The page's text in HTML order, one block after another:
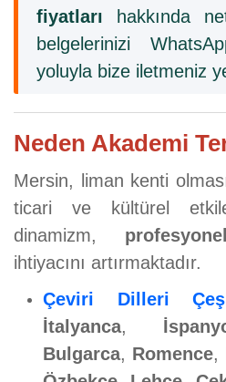
fiyatları hakkında
belgelerinizi
yoluyla bize iletmeniz
Neden Akademi
Mersin, liman kenti
ticari ve kültürel
dinamizm,
ihtiyacını artırmaktadır.
Çeviri Dilleri
İtalyanca,
Bulgarca, Romence,